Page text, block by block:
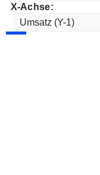
X-Achse: